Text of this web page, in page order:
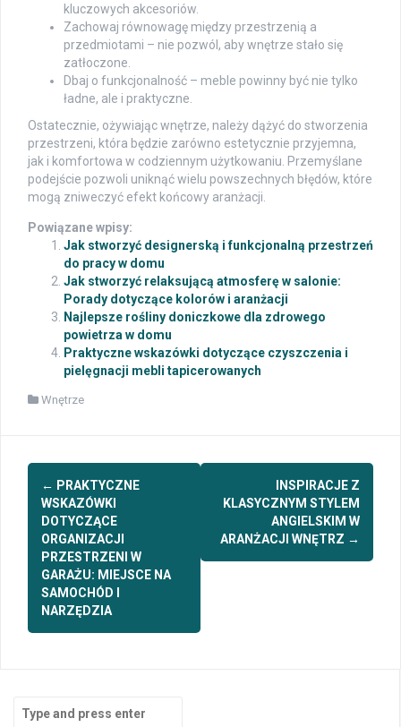
kluczowych akcesoriów.
Zachowaj równowagę między przestrzenią a
przedmiotami – nie pozwól, aby wnętrze stało się
zatłoczone.
Dbaj o funkcjonalność – meble powinny być nie tylko
ładne, ale i praktyczne.
Ostatecznie, ożywiając wnętrze, należy dążyć do stworzenia
przestrzeni, która będzie zarówno estetycznie przyjemna,
jak i komfortowa w codziennym użytkowaniu. Przemyślane
podejście pozwoli uniknąć wielu powszechnych błędów, które
mogą zniweczyć efekt końcowy aranżacji.
Powiązane wpisy:
Jak stworzyć designerską i funkcjonalną przestrzeń
do pracy w domu
Jak stworzyć relaksującą atmosferę w salonie:
Porady dotyczące kolorów i aranżacji
Najlepsze rośliny doniczkowe dla zdrowego
powietrza w domu
Praktyczne wskazówki dotyczące czyszczenia i
pielęgnacji mebli tapicerowanych
Wnętrze
Post
navigation
← PRAKTYCZNE
WSKAZÓWKI
DOTYCZĄCE
ORGANIZACJI
PRZESTRZENI W
GARAŻU: MIEJSCE NA
SAMOCHÓD I
NARZĘDZIA
INSPIRACJE Z
KLASYCZNYM STYLEM
ANGIELSKIM W
ARANŻACJI WNĘTRZ →
for: